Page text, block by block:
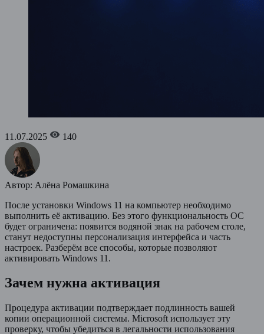
11.07.2025 140
Автор: Алёна Ромашкина
После установки Windows 11 на компьютер необходимо
выполнить её активацию. Без этого функциональность ОС
будет ограничена: появится водяной знак на рабочем столе,
станут недоступны персонализация интерфейса и часть
настроек. Разберём все способы, которые позволяют
активировать Windows 11.
Зачем нужна активация
Процедура активации подтверждает подлинность вашей
копии операционной системы. Microsoft использует эту
проверку, чтобы убедиться в легальности использования